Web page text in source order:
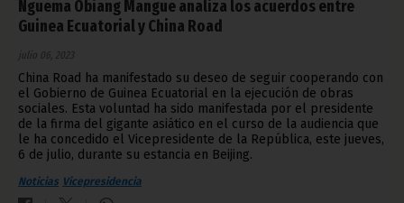
Nguema Obiang Mangue analiza los acuerdos entre
Guinea Ecuatorial y China Road
julio 06, 2023
China Road ha manifestado su deseo de seguir cooperando con
el Gobierno de Guinea Ecuatorial en la ejecución de obras
sociales. Esta voluntad ha sido manifestada por el presidente
de la firma del gigante asiático en el curso de la audiencia que
le ha concedido el Vicepresidente de la República, este jueves,
6 de julio, durante su estancia en Beijing.
Noticias Vicepresidencia